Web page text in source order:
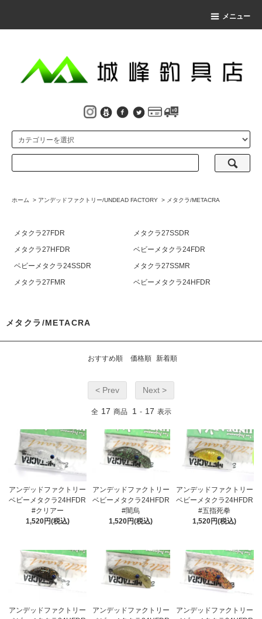
メニュー
ホーム > アンデッドファクトリー/UNDEAD FACTORY > メタクラ/METACRA
メタクラ27FDR
メタクラ27SSDR
メタクラ27HFDR
ベビーメタクラ24FDR
ベビーメタクラ24SSDR
メタクラ27SSMR
メタクラ27FMR
ベビーメタクラ24HFDR
メタクラ/METACRA
おすすめ順 価格順 新着順
< Prev Next >
全 17 商品 1 - 17 表示
アンデッドファクトリー
ベビーメタクラ24HFDR
#クリアー
1,520円(税込)
アンデッドファクトリー
ベビーメタクラ24HFDR
#闇烏
1,520円(税込)
アンデッドファクトリー
ベビーメタクラ24HFDR
#五指死拳
1,520円(税込)
アンデッドファクトリー
アンデッドファクトリー
アンデッドファクトリー